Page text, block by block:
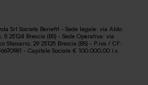
Srl Società Benefit - Sede legale: via Aldo
5 25124 Brescia (BS) - Sede Operativa: via
Stassano, 29 25125 Brescia (BS) - P.iva / CF:
- Capitale Sociale € 100.000,00 i.v.